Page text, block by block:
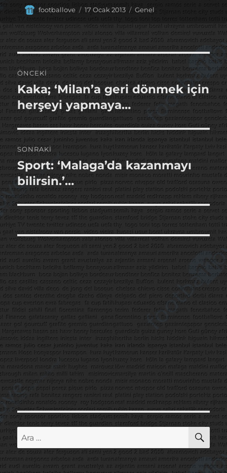
Yazar
footballove
Yayın
17 Ocak 2013 Kategoriler
Genel
Yazı
gezinmesi
ÖNCEKI
Önceki
yazı:
Kaka; ‘Milan’a geri dönmek için
herşeyi yapmaya…
SONRAKI
Sonraki
yazı:
Sport: ‘Malaga’da kazanmayı
bilirsin.’…
Ara: